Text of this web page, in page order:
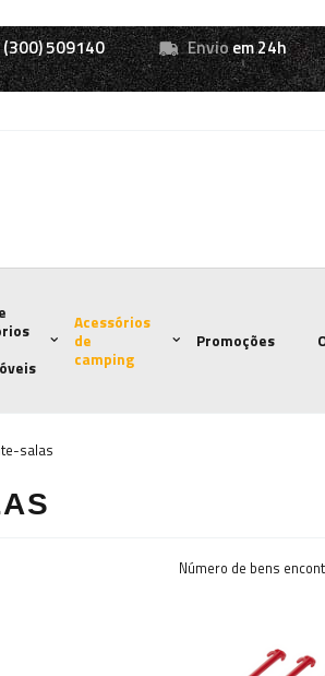
509140 Envioem 24h
Acessórios
de
camping
Promoções
salas
Número de bens